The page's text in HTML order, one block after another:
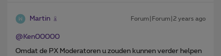
Martin Forum|Forum|2 years ago
@Ken00000
Omdat de PX Moderatoren u zouden kunnen verder helpen